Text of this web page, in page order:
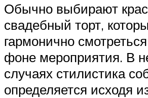
Обычно выбирают
свадебный торт,
гармонично
фоне мероприятия. В
случаях стилистика
определяется исходя